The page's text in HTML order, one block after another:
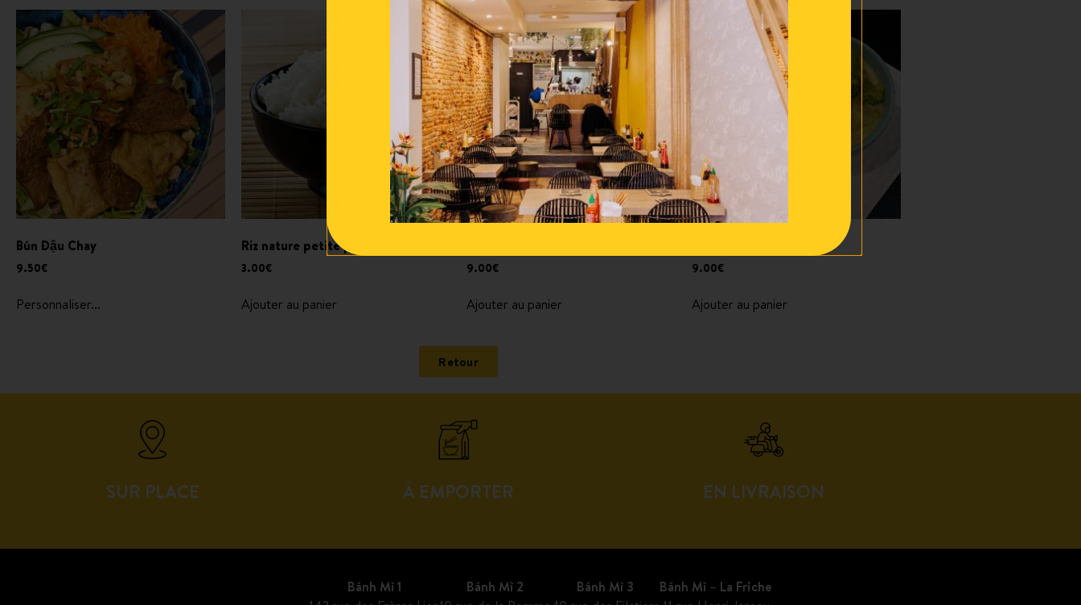
Bún Đậu Chay
9.50€
Personnaliser...
Riz nature petite portion
3.00€
Ajouter au panier
9.00€
Ajouter au panier
9.00€
Ajouter au panier
Retour
SUR PLACE À EMPORTER EN LIVRAISON
Bánh Mì 1
Bánh Mì 2
Bánh Mì 3
Bánh Mì – La Friche